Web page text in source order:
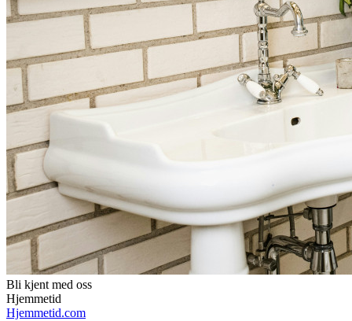
Bli kjent med oss
Hjemmetid
Hjemmetid.com